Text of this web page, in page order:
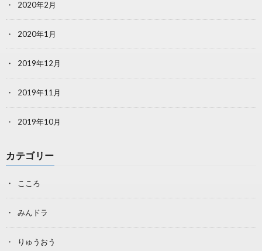
2020年2月
2020年1月
2019年12月
2019年11月
2019年10月
カテゴリー
こころ
みんドラ
りゅうおう